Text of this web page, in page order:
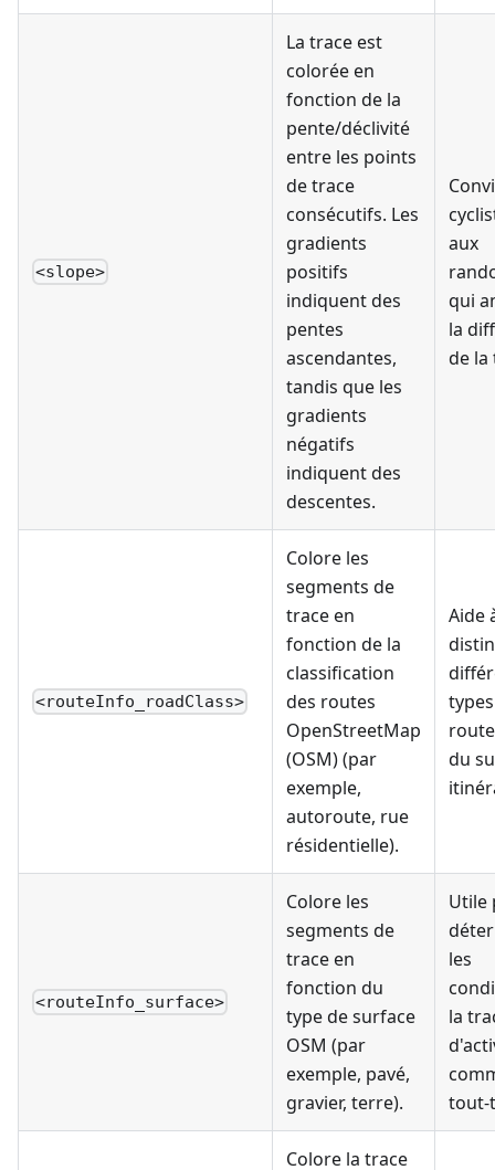
<slope>
La trace est
colorée en
fonction de la
pente/déclivité
entre les points
de trace
consécutifs. Les
gradients
positifs
indiquent des
pentes
ascendantes,
tandis que les
gradients
négatifs
indiquent des
descentes.
aux
qui
la
de la
<routeInfo_roadClass>
Colore les
segments de
trace en
fonction de la
classification
des routes
OpenStreetMap
(OSM) (par
exemple,
autoroute, rue
résidentielle).
Aide
du
<routeInfo_surface>
Colore les
segments de
trace en
fonction du
type de surface
OSM (par
exemple, pavé,
gravier, terre).
Utile
les
la
tout-
Colore la trace